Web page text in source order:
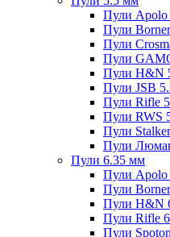
Пули
Пули
Пули
Пули
Пули H&N
Пули JSB
Пули Rifle
Пули RWS
Пули
Пули
Пули 6.35 мм
Пули
Пули
Пули H&N
Пули Rifle
Пули